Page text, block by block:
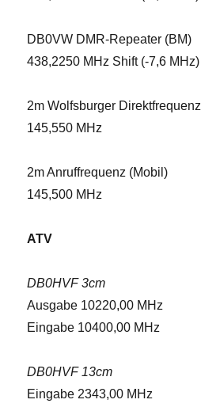
DB0VW DMR-Repeater (BM)
438,2250 MHz Shift (-7,6 MHz)
2m Wolfsburger Direktfrequenz
145,550 MHz
2m Anruffrequenz (Mobil)
145,500 MHz
ATV
DB0HVF 3cm
Ausgabe 10220,00 MHz
Eingabe 10400,00 MHz
DB0HVF 13cm
Eingabe 2343,00 MHz